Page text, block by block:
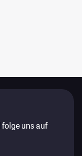
uns auf